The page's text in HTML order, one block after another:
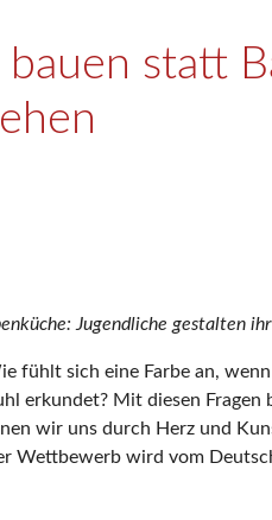
bauen statt
Jugendliche gestalten
fühlt sich eine Farbe an,
erkundet? Mit diesen
wir uns durch Herz und
Wettbewerb wird vom